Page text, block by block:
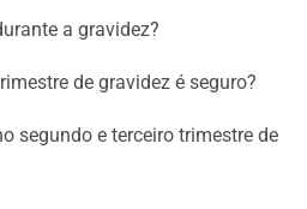
a gravidez?
de gravidez é seguro?
segundo e terceiro trimestre de